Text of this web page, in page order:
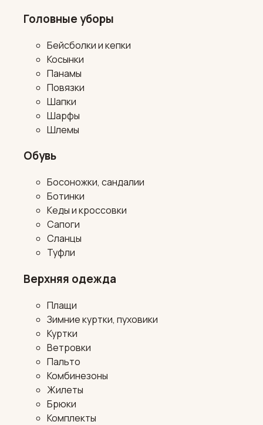
Головные уборы
Бейсболки и кепки
Косынки
Панамы
Повязки
Шапки
Шарфы
Шлемы
Обувь
Босоножки, сандалии
Ботинки
Кеды и кроссовки
Сапоги
Сланцы
Туфли
Верхняя одежда
Плащи
Зимние куртки, пуховики
Куртки
Ветровки
Пальто
Комбинезоны
Жилеты
Брюки
Комплекты